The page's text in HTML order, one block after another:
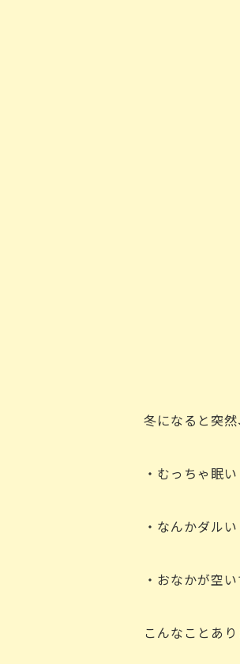
冬になると突然
・むっちゃ眠い
・なんかダルい
・おなかが空
こんなことあ